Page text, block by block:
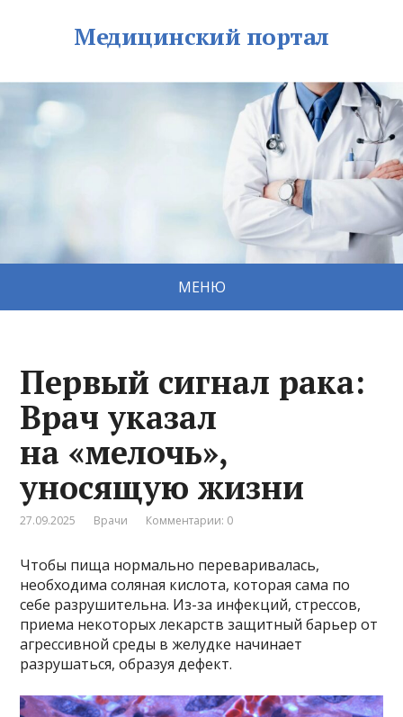
Медицинский портал
МЕНЮ
Первый сигнал рака:
Врач указал
на «мелочь»,
уносящую жизни
27.09.2025 Врачи Комментарии: 0
Чтобы пища нормально переваривалась,
необходима соляная кислота, которая сама по
себе разрушительна. Из-за инфекций, стрессов,
приема некоторых лекарств защитный барьер от
агрессивной среды в желудке начинает
разрушаться, образуя дефект.